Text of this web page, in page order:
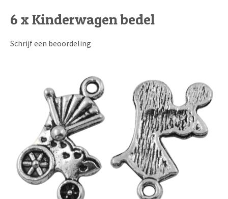
6 x Kinderwagen bedel
Schrijf een beoordeling